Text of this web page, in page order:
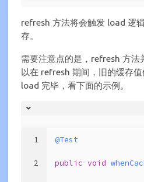
refresh 方法将会触发 load 逻
存。
需要注意点的是，refresh 方法
以在 refresh 期间，旧的缓存
load 完毕，看下面的示例。
1
2
@Test
public void